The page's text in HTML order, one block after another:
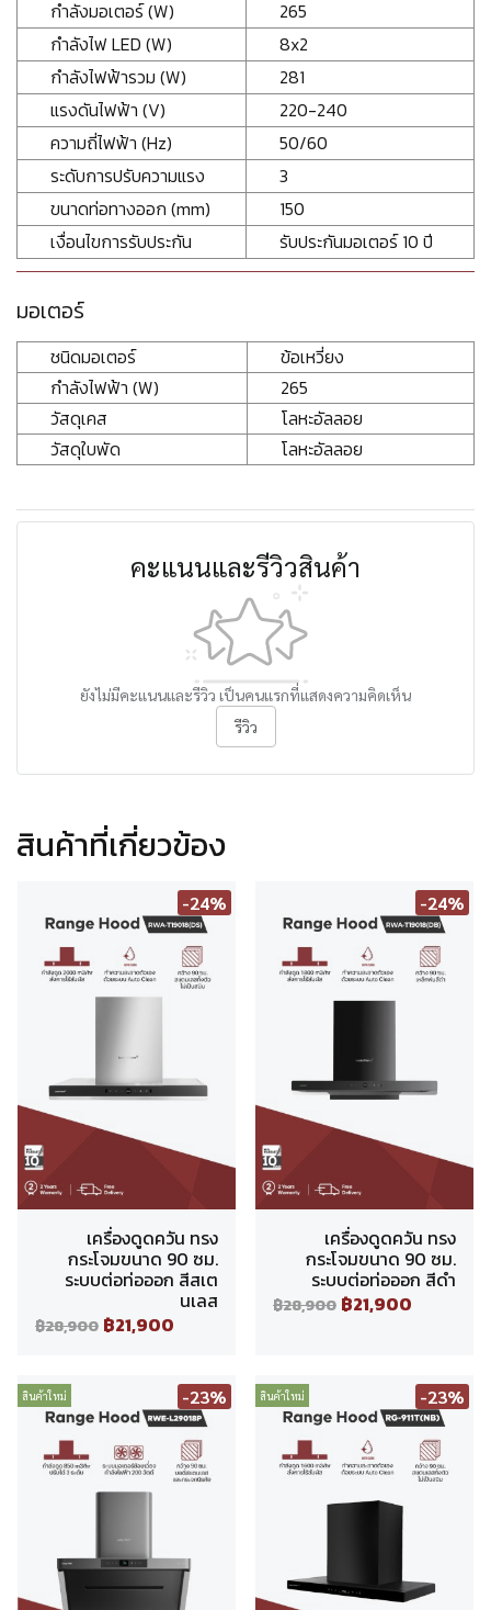
กำลังมอเตอร์ (W)
265
กำลังไฟ LED (W)
8x2
กำลังไฟฟ้ารวม (W)
281
แรงดันไฟฟ้า (V)
220-240
ความถี่ไฟฟ้า (Hz)
50/60
ระดับการปรับความแรง
3
ขนาดท่อทางออก (mm)
150
เงื่อนไขการรับประกัน
รับประกันมอเตอร์ 10 ปี
มอเตอร์
ชนิดมอเตอร์
ข้อเหวี่ยง
กำลังไฟฟ้า (W)
265
วัสดุเคส
โลหะอัลลอย
วัสดุใบพัด
โลหะอัลลอย
คะแนนและรีวิวสินค้า
ยังไม่มีคะแนนและรีวิว เป็นคนแรกที่แสดงความคิดเห็น
รีวิว
สินค้าที่เกี่ยวข้อง
-24%
เครื่องดูดควัน ทรง
กระโจมขนาด 90 ซม.
ระบบต่อท่อออก สีสเต
นเลส
฿28,900 ฿21,900
-24%
เครื่องดูดควัน ทรง
กระโจมขนาด 90 ซม.
ระบบต่อท่อออก สีดำ
฿28,900 ฿21,900
สินค้าใหม่ -23% สินค้าใหม่ -23%